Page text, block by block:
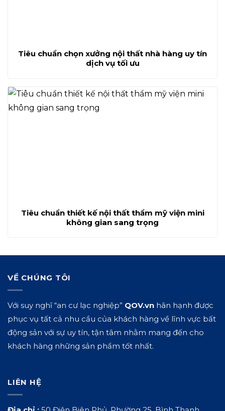
Tiêu chuẩn chọn xưởng nội thất nhà hàng uy tín
dịch vụ tối ưu
Tiêu chuẩn thiết kế nội thất thẩm mỹ viện mini
không gian sang trọng
VỀ CHÚNG TÔI
Với suy nghĩ “an cư lạc nghiệp” QOV.vn hân hạnh được
phục vụ tất cả nhu cầu của khách hàng về lĩnh vực bất
động sản với sự uy tín, tận tâm nhằm mang đến cho
khách hàng những sản phẩm tốt nhất.
LIÊN HỆ